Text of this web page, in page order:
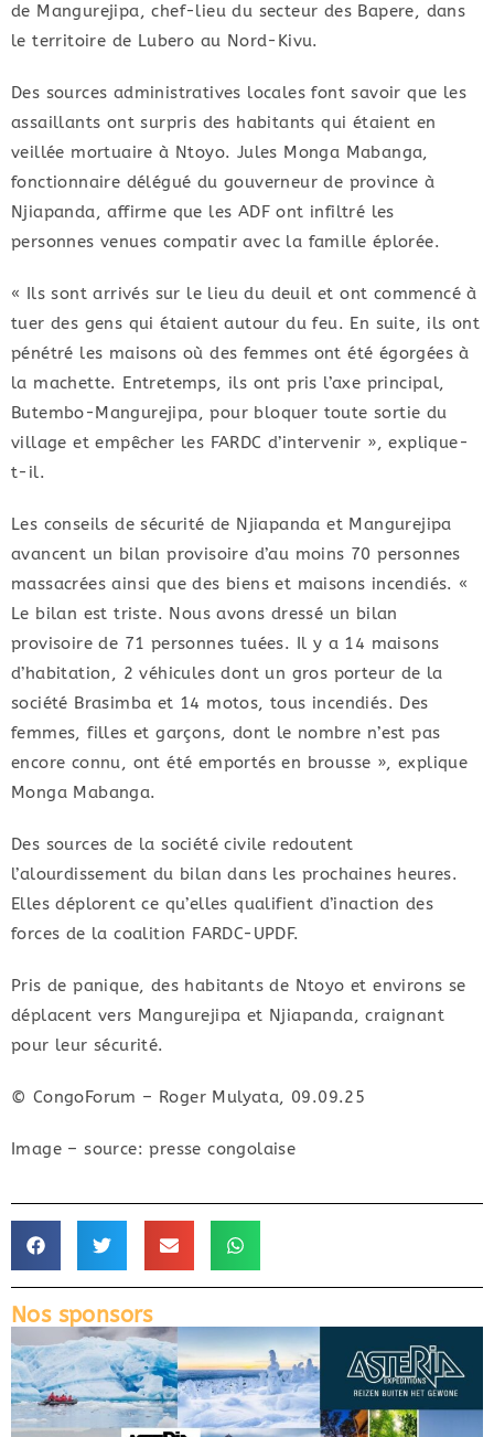
de Mangurejipa, chef-lieu du secteur des Bapere, dans
le territoire de Lubero au Nord-Kivu.
Des sources administratives locales font savoir que les
assaillants ont surpris des habitants qui étaient en
veillée mortuaire à Ntoyo. Jules Monga Mabanga,
fonctionnaire délégué du gouverneur de province à
Njiapanda, affirme que les ADF ont infiltré les
personnes venues compatir avec la famille éplorée.
« Ils sont arrivés sur le lieu du deuil et ont commencé à
tuer des gens qui étaient autour du feu. En suite, ils ont
pénétré les maisons où des femmes ont été égorgées à
la machette. Entretemps, ils ont pris l’axe principal,
Butembo-Mangurejipa, pour bloquer toute sortie du
village et empêcher les FARDC d’intervenir », explique-
t-il.
Les conseils de sécurité de Njiapanda et Mangurejipa
avancent un bilan provisoire d’au moins 70 personnes
massacrées ainsi que des biens et maisons incendiés. «
Le bilan est triste. Nous avons dressé un bilan
provisoire de 71 personnes tuées. Il y a 14 maisons
d’habitation, 2 véhicules dont un gros porteur de la
société Brasimba et 14 motos, tous incendiés. Des
femmes, filles et garçons, dont le nombre n’est pas
encore connu, ont été emportés en brousse », explique
Monga Mabanga.
Des sources de la société civile redoutent
l’alourdissement du bilan dans les prochaines heures.
Elles déplorent ce qu’elles qualifient d’inaction des
forces de la coalition FARDC-UPDF.
Pris de panique, des habitants de Ntoyo et environs se
déplacent vers Mangurejipa et Njiapanda, craignant
pour leur sécurité.
© CongoForum – Roger Mulyata, 09.09.25
Image – source: presse congolaise
Nos sponsors